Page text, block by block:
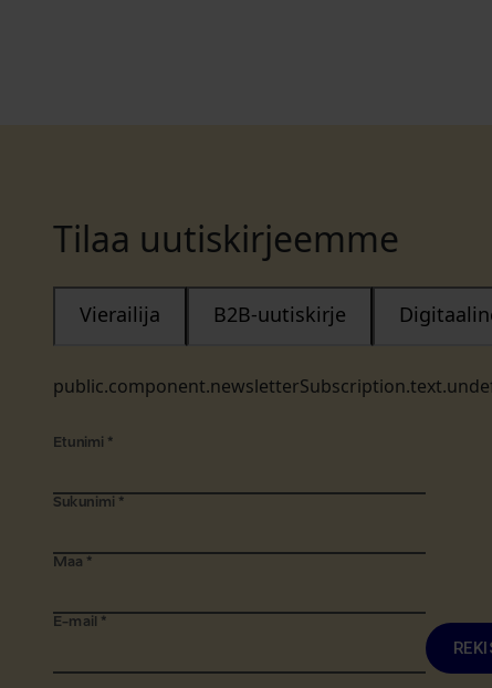
Tilaa uutiskirjeemme
Vierailija B2B-uutiskirje
Etunimi *
Sukunimi *
Maa *
E-mail *